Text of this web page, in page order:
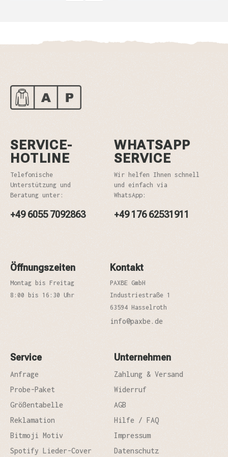
SERVICE-
HOTLINE
Telefonische
Unterstützung und
Beratung unter:
+49 6055 7092863
WHATSAPP
SERVICE
Wir helfen Ihnen schnell
und einfach via
WhatsApp:
+49 176 62531911
Öffnungszeiten
Montag bis Freitag
8:00 bis 16:30 Uhr
Kontakt
PAXBE GmbH
Industriestraße 1
63594 Hasselroth
info@paxbe.de
Service
Anfrage
Probe-Paket
Größentabelle
Reklamation
Bitmoji Motiv
Spotify Lieder-Cover
Unternehmen
Zahlung & Versand
Widerruf
AGB
Hilfe / FAQ
Impressum
Datenschutz